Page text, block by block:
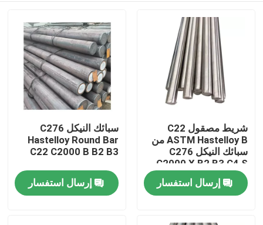
مسكن
شريط مصقول C22
ASTM Hastelloy B من
سبائك النيكل C276
C2000 X B2 B3 C4 S
G35
إرسال استفسار
سبائك النيكل C276
Hastelloy Round Bar
C22 C2000 B B2 B3
إرسال استفسار